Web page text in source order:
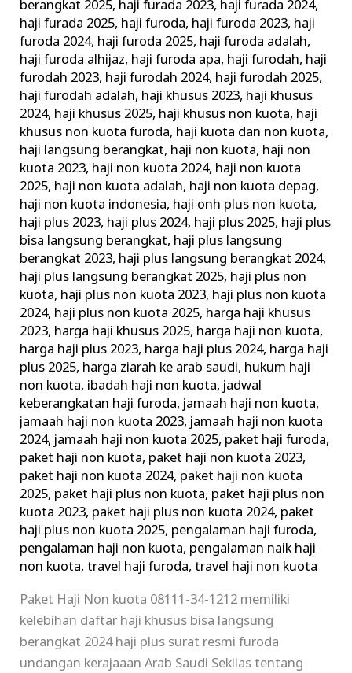
berangkat 2025, haji furada 2023, haji furada 2024,
haji furada 2025, haji furoda, haji furoda 2023, haji
furoda 2024, haji furoda 2025, haji furoda adalah,
haji furoda alhijaz, haji furoda apa, haji furodah, haji
furodah 2023, haji furodah 2024, haji furodah 2025,
haji furodah adalah, haji khusus 2023, haji khusus
2024, haji khusus 2025, haji khusus non kuota, haji
khusus non kuota furoda, haji kuota dan non kuota,
haji langsung berangkat, haji non kuota, haji non
kuota 2023, haji non kuota 2024, haji non kuota
2025, haji non kuota adalah, haji non kuota depag,
haji non kuota indonesia, haji onh plus non kuota,
haji plus 2023, haji plus 2024, haji plus 2025, haji plus
bisa langsung berangkat, haji plus langsung
berangkat 2023, haji plus langsung berangkat 2024,
haji plus langsung berangkat 2025, haji plus non
kuota, haji plus non kuota 2023, haji plus non kuota
2024, haji plus non kuota 2025, harga haji khusus
2023, harga haji khusus 2025, harga haji non kuota,
harga haji plus 2023, harga haji plus 2024, harga haji
plus 2025, harga ziarah ke arab saudi, hukum haji
non kuota, ibadah haji non kuota, jadwal
keberangkatan haji furoda, jamaah haji non kuota,
jamaah haji non kuota 2023, jamaah haji non kuota
2024, jamaah haji non kuota 2025, paket haji furoda,
paket haji non kuota, paket haji non kuota 2023,
paket haji non kuota 2024, paket haji non kuota
2025, paket haji plus non kuota, paket haji plus non
kuota 2023, paket haji plus non kuota 2024, paket
haji plus non kuota 2025, pengalaman haji furoda,
pengalaman haji non kuota, pengalaman naik haji
non kuota,travel haji furoda,travel haji non kuota
Paket Haji Non kuota 08111-34-1212 memiliki
kelebihan daftar haji khusus bisa langsung
berangkat 2024 haji plus surat resmi furoda
undangan kerajaaan Arab Saudi Sekilas tentang